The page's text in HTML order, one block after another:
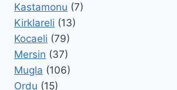
Kastamonu (7)
Kirklareli (13)
Kocaeli (79)
Mersin (37)
Mugla (106)
Ordu (15)